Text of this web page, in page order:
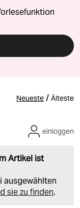
Neueste / Älteste
Artikel ist
ausgewählten
sie zu finden.
einloggen